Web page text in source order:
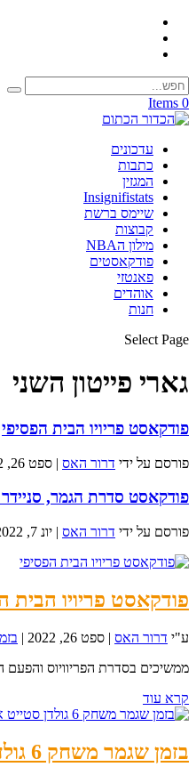
0 Items
עדכונים
כתבות
המגזין
Insignifistats
שיימס ברשת
קבוצות
מילון הNBA
פודקאסטים
פאנטזי
אוהדים
חנות
Select Page
גארי פייטון השני
פודקאסט פריויו הבית הפסיפי
פורסם על ידי דרור האס | ספט 26, 2022
פודקאסט סדרת הגמר, סניידר
פורסם על ידי דרור האס | יונ 7, 2022
פודקאסט פריויו הבית
ע"י דרור האס | ספט 26, 2022 |
ממשיכים בסדרת הפריוויוס
קרא עוד
בזמן שגמר משחק 6 גולדן סטייט אלופה!